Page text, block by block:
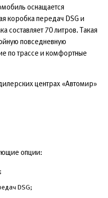
оснащается
коробка передач DSG и
составляет 70 литров. Такая
повседневную
по трассе и комфортные
центрах «Автомир»
опции:
DSG;